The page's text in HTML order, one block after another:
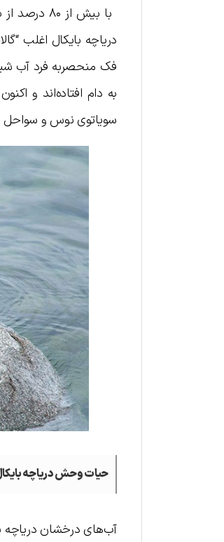
دریاچه بایکال اغلب
فک منحصربه فرد آب
به دام افتاده‌اند و
سویاتوی نوس و سواحل
حیات وحش دریاچه
آب‌های درخشان دریاچه